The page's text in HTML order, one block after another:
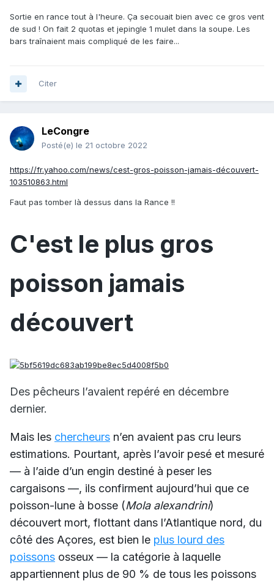
Sortie en rance tout à l'heure. Ça secouait bien avec ce gros vent
de sud ! On fait 2 quotas et jepingle 1 mulet dans la soupe. Les
bars traînaient mais compliqué de les faire...
Citer
LeCongre
Posté(e) le 21 octobre 2022
https://fr.yahoo.com/news/cest-gros-poisson-jamais-découvert-
103510863.html
Faut pas tomber là dessus dans la Rance !!
C'est le plus gros
poisson jamais
découvert
Des pêcheurs l’avaient repéré en décembre
dernier.
Mais les chercheurs n’en avaient pas cru leurs
estimations. Pourtant, après l’avoir pesé et mesuré
— à l’aide d’un engin destiné à peser les
cargaisons —, ils confirment aujourd’hui que ce
poisson-lune à bosse (Mola alexandrini)
découvert mort, flottant dans l’Atlantique nord, du
côté des Açores, est bien le plus lourd des
poissons osseux — la catégorie à laquelle
appartiennent plus de 90 % de tous les poissons